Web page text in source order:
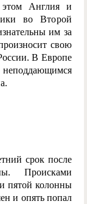
Англия и
во Второй
им за
свою
В Европе
неподдающимся
срок после
Происками
пятой колонны
и опять попал